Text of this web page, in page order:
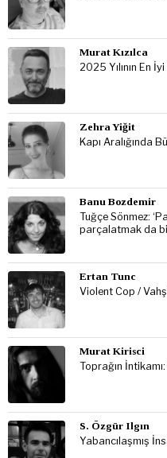
Murat Kızılca
2025 Yılının En
Zehra Yiğit
Kapı Aralığında
Banu Bozdemir
Tuğçe Sönmez:
parçalatmak da
Ertan Tunc
Violent Cop /
Murat Kirisci
Toprağın
S. Özgür Ilgın
Yabancılaşmış